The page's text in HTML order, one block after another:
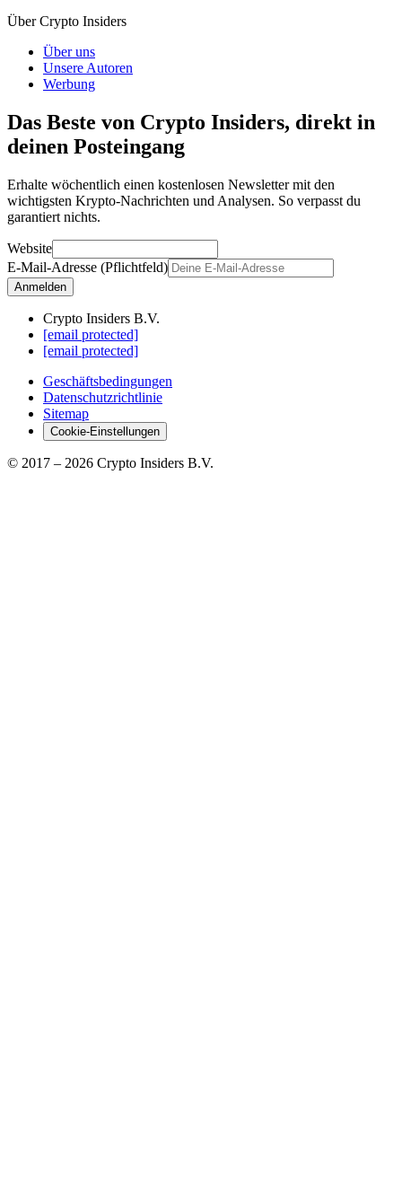
Über Crypto Insiders
Über uns
Unsere Autoren
Werbung
Das Beste von Crypto Insiders, direkt in
deinen Posteingang
Erhalte wöchentlich einen kostenlosen Newsletter mit den
wichtigsten Krypto-Nachrichten und Analysen. So verpasst du
garantiert nichts.
Website
E-Mail-Adresse (Pflichtfeld)
Anmelden
Crypto Insiders B.V.
[email protected]
[email protected]
Geschäftsbedingungen
Datenschutzrichtlinie
Sitemap
Cookie-Einstellungen
© 2017 – 2026 Crypto Insiders B.V.